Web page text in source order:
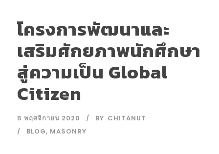
โครงการพัฒนาและ
เสริมศักยภาพนักศึกษา
สู่ความเป็น Global
Citizen
5 พฤศจิกายน 2020 BY CHITANUT
BLOG, MASONRY